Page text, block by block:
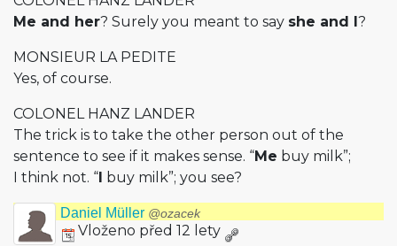
Me and her? Surely you meant to say she and I?
MONSIEUR LA PEDITE
Yes, of course.
COLONEL HANZ LANDER
The trick is to take the other person out of the
sentence to see if it makes sense. “Me buy milk”;
I think not. “I buy milk”; you see?
Daniel Müller @ozacek
Vloženo před 12 lety